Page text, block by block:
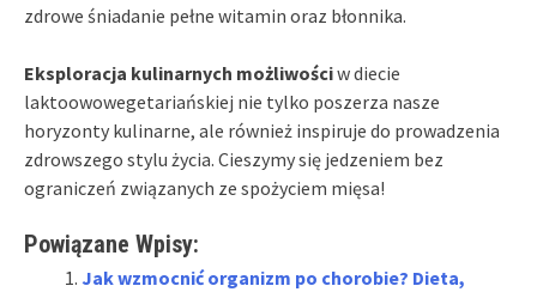
zdrowe śniadanie pełne witamin oraz błonnika.
Eksploracja kulinarnych możliwościw diecie
laktoowowegetariańskiej nie tylko poszerza nasze
horyzonty kulinarne, ale również inspiruje do prowadzenia
zdrowszego stylu życia. Cieszymy się jedzeniem bez
ograniczeń związanych ze spożyciem mięsa!
Powiązane Wpisy:
Jak wzmocnić organizm po chorobie? Dieta,